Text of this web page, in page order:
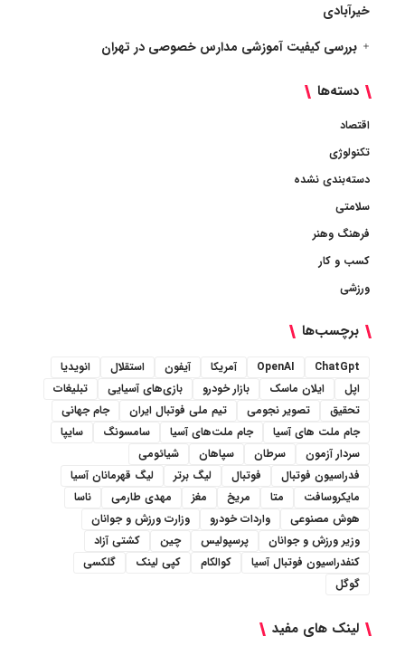
خیرآبادی
بررسی کیفیت آموزشی مدارس خصوصی در تهران
دسته‌ها
اقتصاد
تکنولوژی
دسته‌بندی نشده
سلامتی
فرهنگ وهنر
کسب و کار
ورزشی
برچسب‌ها
ChatGpt
OpenAI آمریکا آیفون استقلال
انویدیا
اپل
ایلان ماسک بازار خودرو بازی‌های آسیایی
تبلیغات
تحقیق
تصویر نجومی تیم ملی فوتبال ایران
جام جهانی
جام ملت های آسیا
جام ملت‌های آسیا سامسونگ
سایپا
سردار آزمون
سرطان سپاهان
شیائومی
فدراسیون فوتبال
فوتبال لیگ برتر
لیگ قهرمانان آسیا
مایکروسافت
متا مریخ مغز مهدی طارمی
ناسا
هوش مصنوعی
واردات خودرو
وزارت ورزش و جوانان
وزیر ورزش و جوانان
پرسپولیس چین
کشتی آزاد
کنفدراسیون فوتبال آسیا
کوالکام کپی لینک
گلکسی
گوگل
لینک های مفید